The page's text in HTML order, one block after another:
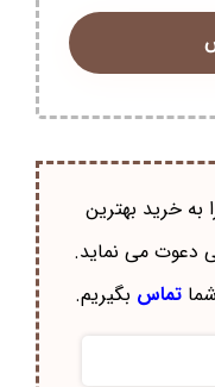
به خرید بهترین
دعوت می نماید.
شماتماس بگیریم.